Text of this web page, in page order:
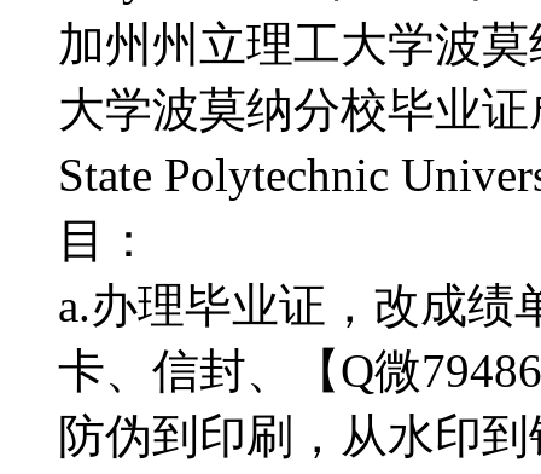
加州州立理工大学波
大学波莫纳分校毕业
State Polytechnic
目：
a.办理毕业证，改成绩
卡、信封、【Q微
防伪到印刷，从水印